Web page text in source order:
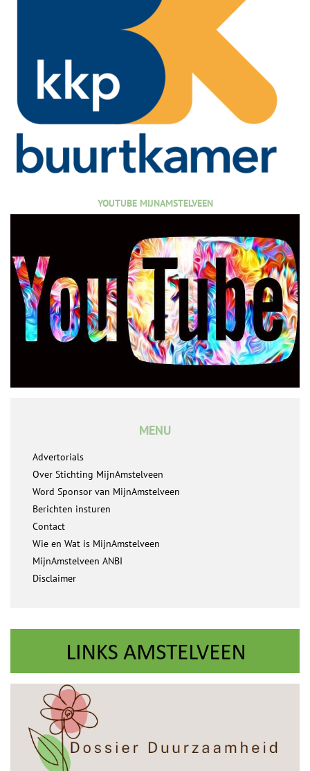
YOUTUBE MIJNAMSTELVEEN
MENU
Advertorials
Over Stichting MijnAmstelveen
Word Sponsor van MijnAmstelveen
Berichten insturen
Contact
Wie en Wat is MijnAmstelveen
MijnAmstelveen ANBI
Disclaimer